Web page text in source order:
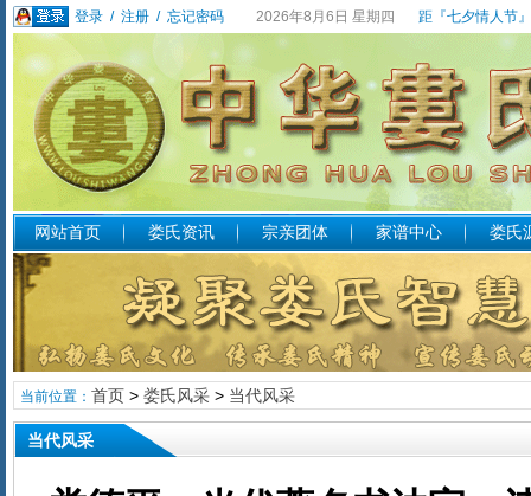
登录/ 注册/ 忘记密码 2026年8月6日 星期四 距『七夕情人节
网站首页 娄氏资讯 宗亲团体 家谱中心 娄氏
当前位置： 首页> 娄氏风采> 当代风采
当代风采